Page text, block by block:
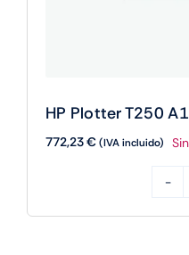
HP Plotter T250
772,23€(IVA incluido)